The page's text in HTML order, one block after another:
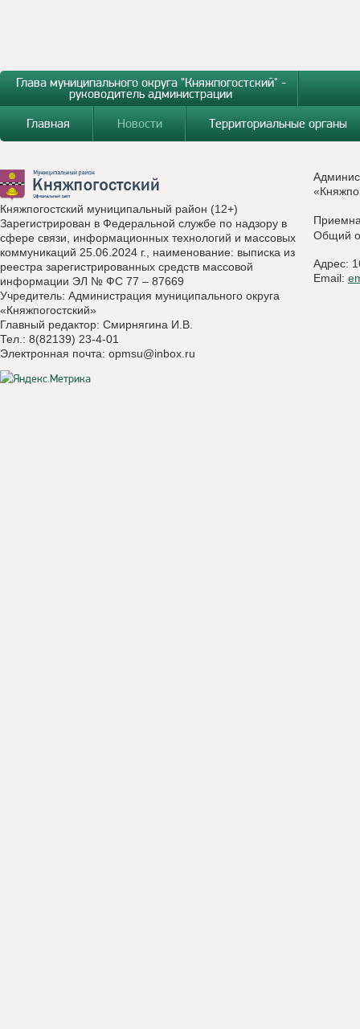
Глава муниципального округа "Княжпогостский" -
руководитель администрации
Главная
Новости Территориальные органы
Княжпогостский муниципальный район (12+)
Зарегистрирован в Федеральной службе по надзору в
сфере связи, информационных технологий и массовых
коммуникаций 25.06.2024 г., наименование: выписка из
реестра зарегистрированных средств массовой
информации ЭЛ № ФС 77 – 87669
Учредитель: Администрация муниципального округа
«Княжпогостский»
Главный редактор: Смирнягина И.В.
Тел.: 8(82139) 23-4-01
Электронная почта: opmsu@inbox.ru
Общий
Адрес:
Email: